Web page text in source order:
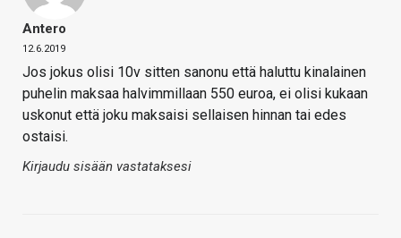
Antero
12.6.2019
Jos jokus olisi 10v sitten sanonu että haluttu kinalainen
puhelin maksaa halvimmillaan 550 euroa, ei olisi kukaan
uskonut että joku maksaisi sellaisen hinnan tai edes
ostaisi.
Kirjaudu sisään vastataksesi